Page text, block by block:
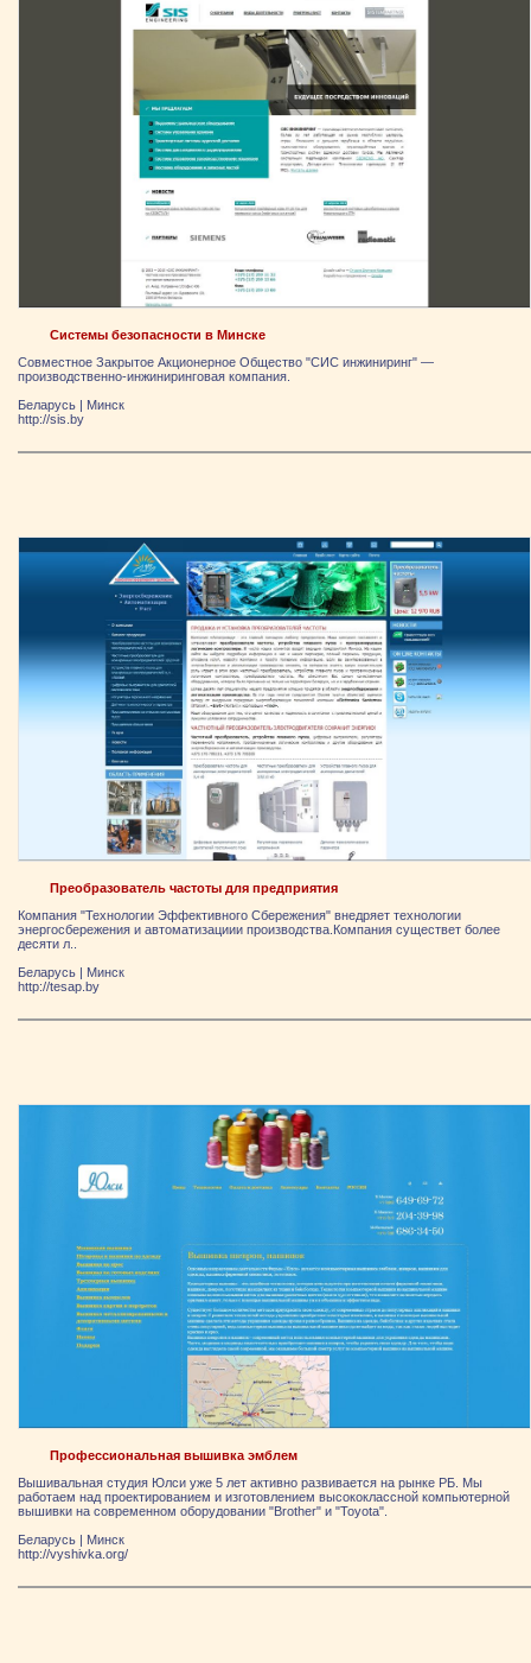
Системы безопасности в Минске
Совместное Закрытое Акционерное Общество "СИС инжиниринг" —
производственно-инжиниринговая компания.
Беларусь | Минск
http://sis.by
Преобразователь частоты для предприятия
Компания "Технологии Эффективного Сбережения" внедряет технологии
энергосбережения и автоматизациии производства.Компания существет более
десяти л..
Беларусь | Минск
http://tesap.by
Профессиональная вышивка эмблем
Вышивальная студия Юлси уже 5 лет активно развивается на рынке РБ. Мы
работаем над проектированием и изготовлением высококлассной компьютерной
вышивки на современном оборудовании "Brother" и "Toyota".
Беларусь | Минск
http://vyshivka.org/